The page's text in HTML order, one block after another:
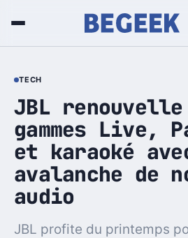
TECH
JBL
gammes Live,
et karaoké
avalanche de
audio
JBL profite du printemps